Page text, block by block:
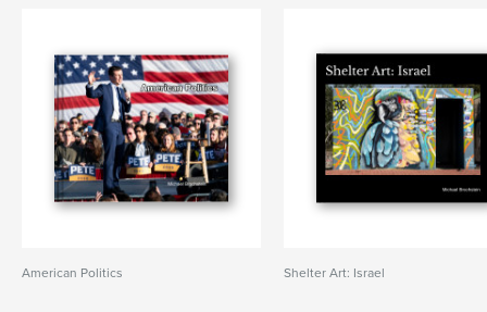
American Politics Shelter Art: Israel